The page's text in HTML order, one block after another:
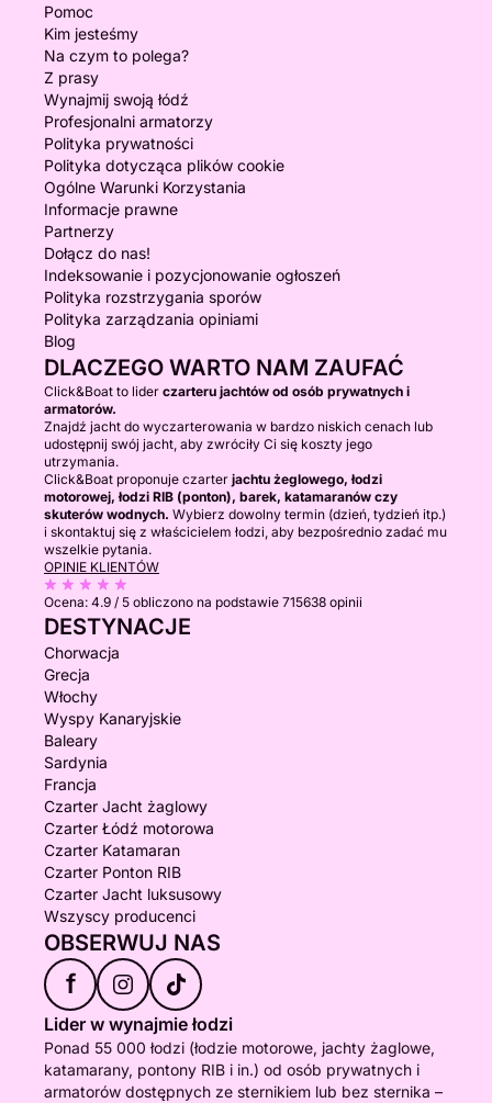
Pomoc
Kim jesteśmy
Na czym to polega?
Z prasy
Wynajmij swoją łódź
Profesjonalni armatorzy
Polityka prywatności
Polityka dotycząca plików cookie
Ogólne Warunki Korzystania
Informacje prawne
Partnerzy
Dołącz do nas!
Indeksowanie i pozycjonowanie ogłoszeń
Polityka rozstrzygania sporów
Polityka zarządzania opiniami
Blog
DLACZEGO WARTO NAM ZAUFAĆ
Click&Boat to lider czarteru jachtów od osób prywatnych i
armatorów.
Znajdź jacht do wyczarterowania w bardzo niskich cenach lub
udostępnij swój jacht, aby zwróciły Ci się koszty jego
utrzymania.
Click&Boat proponuje czarter jachtu żeglowego, łodzi
motorowej, łodzi RIB (ponton), barek, katamaranów czy
skuterów wodnych. Wybierz dowolny termin (dzień, tydzień itp.)
i skontaktuj się z właścicielem łodzi, aby bezpośrednio zadać mu
wszelkie pytania.
OPINIE KLIENTÓW
Ocena: 4.9 / 5 obliczono na podstawie 715638 opinii
DESTYNACJE
Chorwacja
Grecja
Włochy
Wyspy Kanaryjskie
Baleary
Sardynia
Francja
Czarter Jacht żaglowy
Czarter Łódź motorowa
Czarter Katamaran
Czarter Ponton RIB
Czarter Jacht luksusowy
Wszyscy producenci
OBSERWUJ NAS
f
Lider w wynajmie łodzi
Ponad 55 000 łodzi (łodzie motorowe, jachty żaglowe,
katamarany, pontony RIB i in.) od osób prywatnych i
armatorów dostępnych ze sternikiem lub bez sternika –